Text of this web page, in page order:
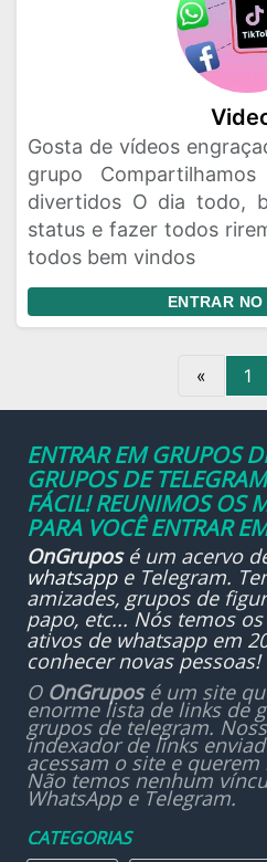
Gosta de vídeos
grupo
divertidos O dia todo,
status e fazer todos
todos bem vindos
ENTRAR
« 1
ENTRAR EM GRUPOS
GRUPOS DE
FÁCIL! REUNIMOS OS
PARA VOCÊ ENTRAR
OnGruposé um acervo
whatsappe Telegram.
amizades, grupos de
papo, etc... Nós temos
ativos de whatsapp em
conhecer novas pessoas!
O OnGruposé um site
enorme lista de links de
grupos de telegram.
indexador de links
acessam o site e
Não temos nenhum
WhatsApp e Telegram.
CATEGORIAS